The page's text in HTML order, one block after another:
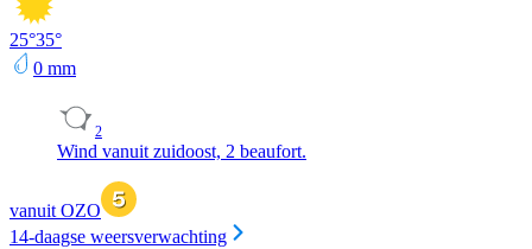
25°35°
0 mm
2
Wind vanuit zuidoost, 2 beaufort.
vanuit OZO
14-daagse weersverwachting